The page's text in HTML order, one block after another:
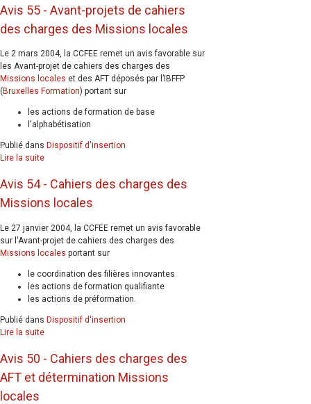
Avis 55 - Avant-projets de cahiers
des charges des Missions locales
Le 2 mars 2004, la CCFEE remet un avis favorable sur
les Avant-projet de cahiers des charges des
Missions locales et des AFT déposés par l’IBFFP
( Bruxelles Formation) portant sur
les actions de formation de base
l'alphabétisation
Publié dans Dispositif d'insertion
Lire la suite
Avis 54 - Cahiers des charges des
Missions locales
Le 27 janvier 2004, la CCFEE remet un avis favorable
sur l'Avant-projet de cahiers des charges des
Missions locales portant sur
le coordination des filières innovantes
les actions de formation qualifiante
les actions de préformation.
Publié dans Dispositif d'insertion
Lire la suite
Avis 50 - Cahiers des charges des
AFT et détermination Missions
locales